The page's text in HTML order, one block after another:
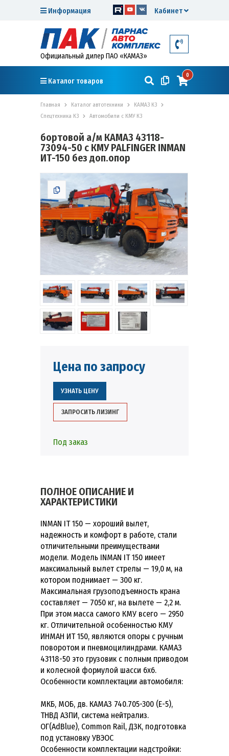
Кабинет
Информация
Официальный дилер ПАО «КАМАЗ»
Каталог товаров
0
Главная Каталог автотехники
КАМАЗ К3
Спецтехника К3
Автомобили с КМУ К3
бортовой а/м КАМАЗ 43118-
73094-50 с КМУ PALFINGER INMAN
ИТ-150 без доп.опор
Цена по запросу
УЗНАТЬ ЦЕНУ
ЗАПРОСИТЬ ЛИЗИНГ
Под заказ
ПОЛНОЕ ОПИСАНИЕ И
ХАРАКТЕРИСТИКИ
INMAN IT 150 — хороший вылет,
надежность и комфорт в работе, стали
отличительными преимуществами
модели. Модель INMAN IT 150 имеет
максимальный вылет стрелы — 19,0 м, на
котором поднимает — 300 кг.
Максимальная грузоподъемность крана
составляет — 7050 кг, на вылете — 2,2 м.
При этом масса самого КМУ всего — 2950
кг. Отличительной особенностью КМУ
ИНМАН ИТ 150, являются опоры с ручным
поворотом и пневмоцилиндрами. КАМАЗ
43118-50 это грузовик с полным приводом
и колесной формулой шасси 6х6.
Особенности комплектации автомобиля:
МКБ, МОБ, дв. КАМАЗ 740.705-300 (Е-5),
ТНВД АЗПИ, система нейтрализ.
ОГ(AdBlue), Common Rail, ДЗК, подготовка
под установку УВЭОС
Особенности комплектации надстройки: